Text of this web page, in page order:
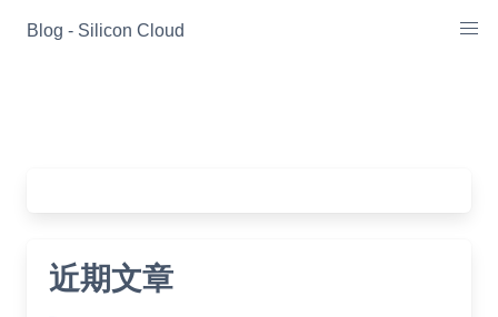
Blog - Silicon Cloud
近期文章